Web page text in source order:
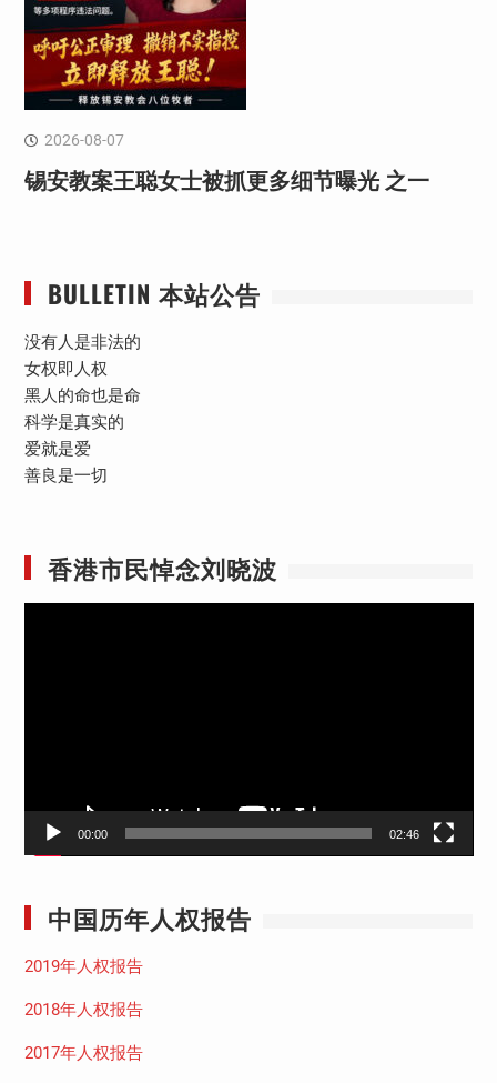
2026-08-07
锡安教案王聪女士被抓更多细节曝光 之一
BULLETIN 本站公告
没有人是非法的
女权即人权
黑人的命也是命
科学是真实的
爱就是爱
善良是一切
香港市民悼念刘晓波
00:00 02:46
中国历年人权报告
2019年人权报告
2018年人权报告
2017年人权报告